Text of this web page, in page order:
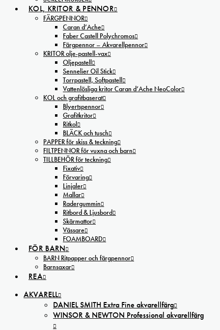
KOL, KRITOR & PENNOR
FÄRGPENNOR
Caran d’Ache
Faber Castell Polychromos
Färgpennor – Akvarellpennor
KRITOR olje-pastell-vax
Oljepastell
Sennelier Oil Stick
Torrpastell, Softpastell
Vattenlösliga kritor Caran d’Ache NeoColor
KOL och grafitbaserat
Blyertspennor
Grafitkritor
Ritkol
BLÄCK och tusch
PAPPER för skiss & teckning
FILTPENNOR för vuxna och barn
TILLBEHÖR för teckning
Fixativ
Förvaring
Linjaler
Mallar
Radergummin
Ritbord & Ljusbord
Skärmattor
Vässare
FOAMBOARD
FÖR BARN
BARN Ritpapper och färgpennor
Barnsaxar
REA
AKVARELL
DANIEL SMITH Extra Fine akvarellfärg
WINSOR & NEWTON Professional akvarellfärg